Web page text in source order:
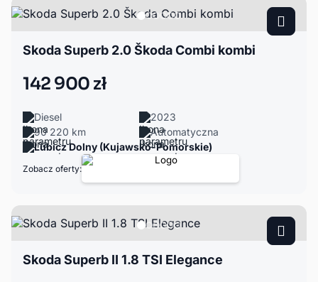
Skoda Superb 2.0 Škoda Combi kombi
142 900 zł
Diesel
2023
90 220 km
Automatyczna
Lubicz Dolny (Kujawsko-Pomorskie)
Zobacz oferty:
Skoda Superb II 1.8 TSI Elegance